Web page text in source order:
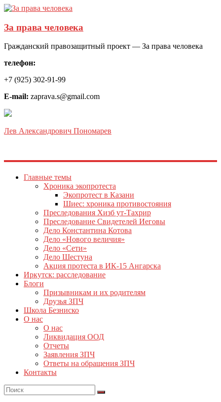
За права человека
Гражданский правозащитный проект — За права человека
телефон:
+7 (925) 302-91-99
E-mail: zaprava.s@gmail.com
Лев Александрович Пономарев
Главные темы
Хроника экопротеста
Экопротест в Казани
Шиес: хроника противостояния
Преследования Хизб ут-Тахрир
Преследование Свидетелей Иеговы
Дело Константина Котова
Дело «Нового величия»
Дело «Сети»
Дело Шестуна
Акция протеста в ИК-15 Ангарска
Иркутск: расследование
Блоги
Призывникам и их родителям
Друзья ЗПЧ
Школа Безниско
О нас
О нас
Ликвидация ООД
Отчеты
Заявления ЗПЧ
Ответы на обращения ЗПЧ
Контакты